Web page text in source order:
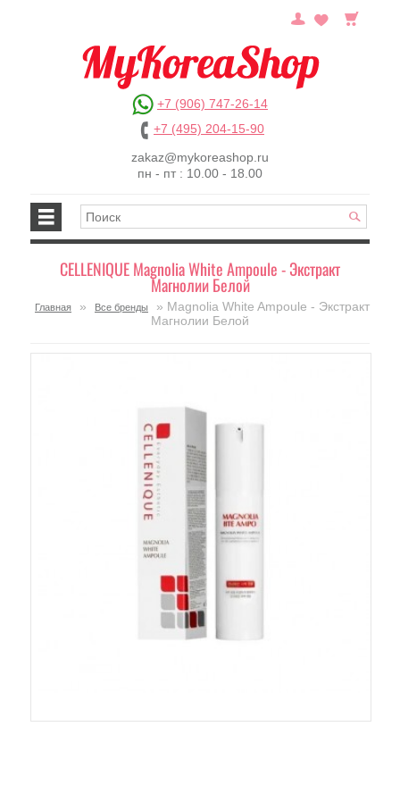
+7 (906) 747-26-14
+7 (495) 204-15-90
zakaz@mykoreashop.ru
пн - пт : 10.00 - 18.00
CELLENIQUE Magnolia White Ampoule - Экстракт
Магнолии Белой
Главная » Все бренды
» Magnolia White Ampoule - Экстракт
Магнолии Белой